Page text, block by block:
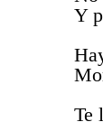
Y
Te